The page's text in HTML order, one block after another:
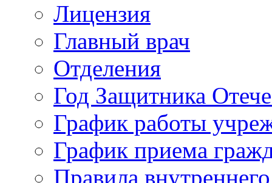
Лицензия
Главный врач
Отделения
Год Защитника
График работы
График приема
Правила